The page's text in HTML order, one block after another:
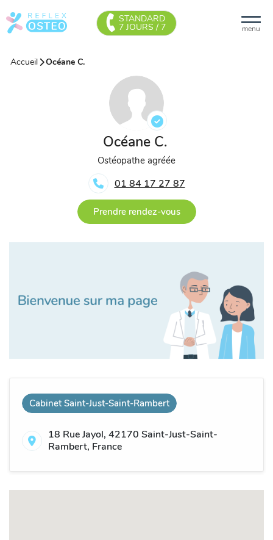
menu
STANDARD
7 JOURS / 7
Accueil Océane C.
Océane C.
Ostéopathe agréée
01 84 17 27 87
Prendre rendez-vous
Cabinet Saint-Just-Saint-Rambert
18 Rue Jayol, 42170 Saint-Just-Saint-
Rambert, France